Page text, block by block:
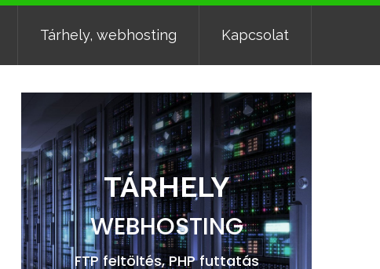
Tárhely, webhosting Kapcsolat
TÁRHELY
WEBHOSTING
FTP feltöltés, PHP futtatás